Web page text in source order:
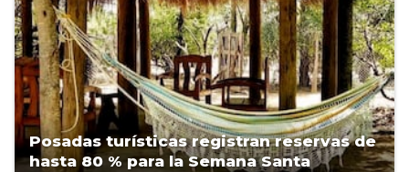
Posadas turísticas registran reservas de
hasta 80 % para la Semana Santa